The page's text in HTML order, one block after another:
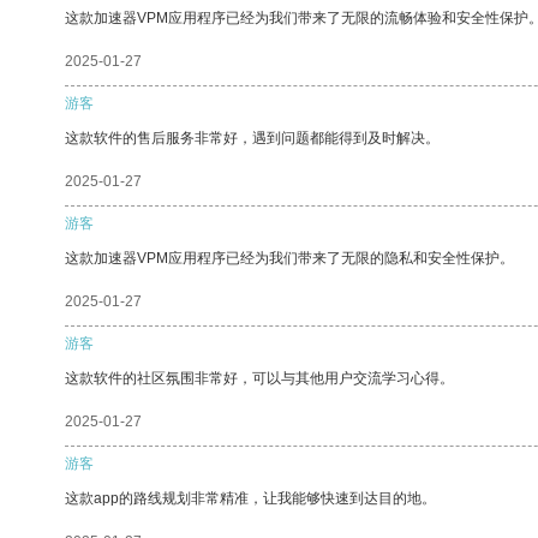
这款加速器VPM应用程序已经为我们带来了无限的流畅体验和安全性保护
2025-01-27
游客
这款软件的售后服务非常好，遇到问题都能得到及时解决。
2025-01-27
游客
这款加速器VPM应用程序已经为我们带来了无限的隐私和安全性保护。
2025-01-27
游客
这款软件的社区氛围非常好，可以与其他用户交流学习心得。
2025-01-27
游客
这款app的路线规划非常精准，让我能够快速到达目的地。